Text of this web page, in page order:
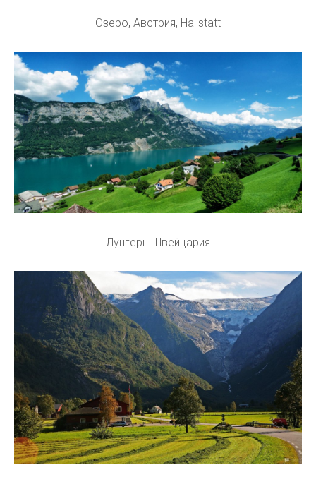
Озеро, Австрия, Hallstatt
Лунгерн Швейцария